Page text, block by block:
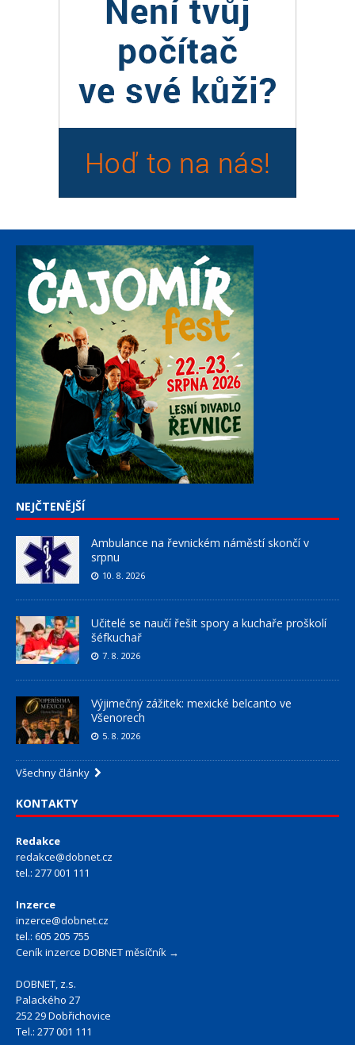
NEJČTENĚJŠÍ
Ambulance na řevnickém náměstí skončí v
srpnu
10. 8. 2026
Učitelé se naučí řešit spory a kuchaře proškolí
šéfkuchař
7. 8. 2026
Výjimečný zážitek: mexické belcanto ve
Všenorech
5. 8. 2026
Všechny články
KONTAKTY
Redakce
redakce@dobnet.cz
tel.: 277 001 111
Inzerce
inzerce@dobnet.cz
tel.: 605 205 755
Ceník inzerce DOBNET měsíčník →
DOBNET, z.s.
Palackého 27
252 29 Dobřichovice
Tel.: 277 001 111